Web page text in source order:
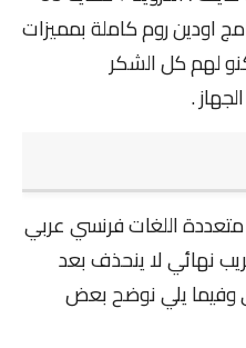
More
Root
التعريب
الروت
اودين روم كاملة بمميزات
لهم كل الشكر
.
اللغات فرنسي عربي
نهائي لا ينحذف بعد
وفيما يلي نوضح بعض